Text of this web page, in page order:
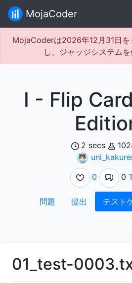
MojaCoder
MojaCoderは2026年12月31日を
し、ジャッジシステムを
I - Flip
2 secs
0
0
問題 提出 テスト
01_test-